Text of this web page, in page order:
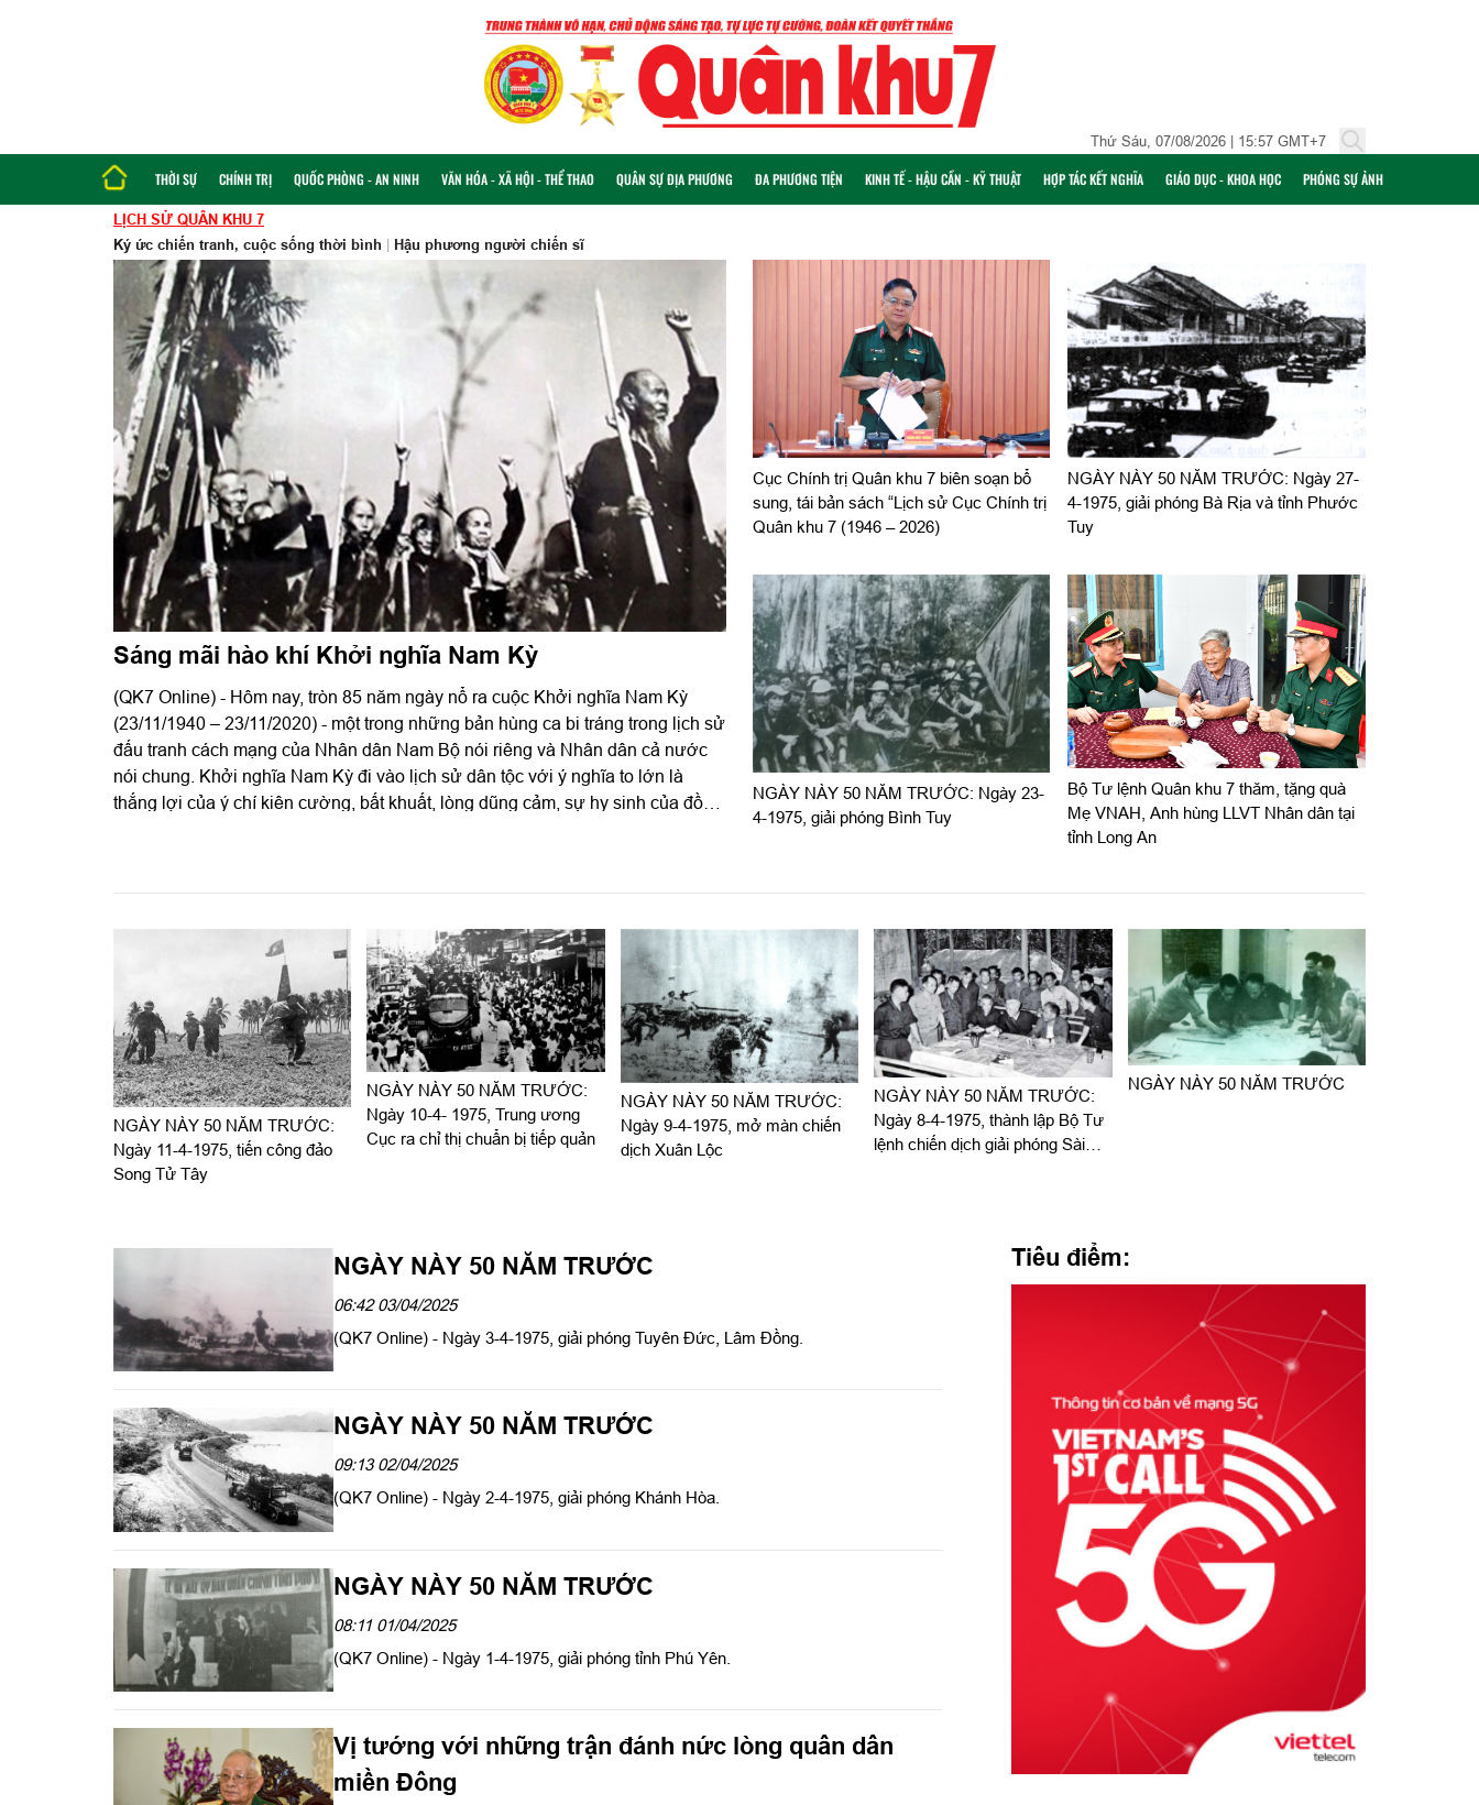
Thứ Sáu, 07/08/2026 | 15:57 GMT+7
THỜI SỰ CHÍNH TRỊ QUỐC PHÒNG - AN NINH VĂN HÓA - XÃ HỘI - THỂ THAO QUÂN SỰ ĐỊA PHƯƠNG ĐA PHƯƠNG TIỆN KINH TẾ - HẬU CẦN - KỸ THUẬT HỢP TÁC KẾT NGHĨA GIÁO DỤC - KHOA HỌC PHÓNG SỰ ẢNH
LỊCH SỬ QUÂN KHU 7
Ký ức chiến tranh, cuộc sống thời bình | Hậu phương người chiến sĩ
Sáng mãi hào khí Khởi nghĩa Nam Kỳ
(QK7 Online) - Hôm nay, tròn 85 năm ngày nổ ra cuộc Khởi nghĩa Nam Kỳ
(23/11/1940 – 23/11/2020) - một trong những bản hùng ca bi tráng trong lịch sử
đấu tranh cách mạng của Nhân dân Nam Bộ nói riêng và Nhân dân cả nước
nói chung. Khởi nghĩa Nam Kỳ đi vào lịch sử dân tộc với ý nghĩa to lớn là
thắng lợi của ý chí kiên cường, bất khuất, lòng dũng cảm, sự hy sinh của đồng
Cục Chính trị Quân khu 7 biên soạn bổ
sung, tái bản sách “Lịch sử Cục Chính trị
Quân khu 7 (1946 – 2026)
NGÀY NÀY 50 NĂM TRƯỚC: Ngày 27-
4-1975, giải phóng Bà Rịa và tỉnh Phước
Tuy
NGÀY NÀY 50 NĂM TRƯỚC: Ngày 23-
4-1975, giải phóng Bình Tuy
Bộ Tư lệnh Quân khu 7 thăm, tặng quà
Mẹ VNAH, Anh hùng LLVT Nhân dân tại
tỉnh Long An
NGÀY NÀY 50 NĂM TRƯỚC:
Ngày 11-4-1975, tiến công đảo
Song Tử Tây
NGÀY NÀY 50 NĂM TRƯỚC:
Ngày 10-4- 1975, Trung ương
Cục ra chỉ thị chuẩn bị tiếp quản
NGÀY NÀY 50 NĂM TRƯỚC:
Ngày 9-4-1975, mở màn chiến
dịch Xuân Lộc
NGÀY NÀY 50 NĂM TRƯỚC:
Ngày 8-4-1975, thành lập Bộ Tư
lệnh chiến dịch giải phóng Sài
NGÀY NÀY 50 NĂM TRƯỚC
NGÀY NÀY 50 NĂM TRƯỚC
06:42 03/04/2025
(QK7 Online) - Ngày 3-4-1975, giải phóng Tuyên Đức, Lâm Đồng.
NGÀY NÀY 50 NĂM TRƯỚC
09:13 02/04/2025
(QK7 Online) - Ngày 2-4-1975, giải phóng Khánh Hòa.
NGÀY NÀY 50 NĂM TRƯỚC
08:11 01/04/2025
(QK7 Online) - Ngày 1-4-1975, giải phóng tỉnh Phú Yên.
Vị tướng với những trận đánh nức lòng quân dân
miền Đông
Tiêu điểm: